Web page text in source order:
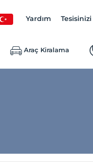
Yardım
Araç Kiralama